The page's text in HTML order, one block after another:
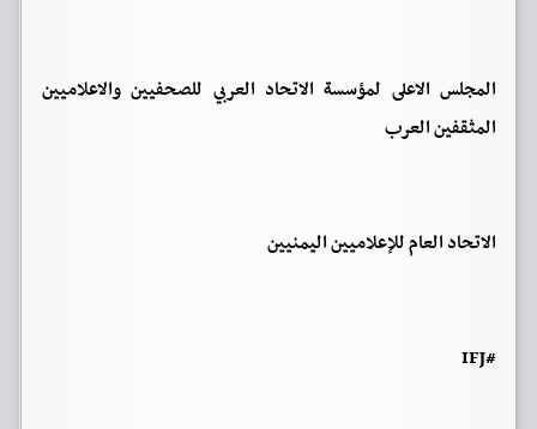
المجلس الاعلى لمؤسسة الاتحاد العربي للصحفيين والاعلاميين
المثقفين العرب
الاتحاد العام للإعلاميين اليمنيين
#IFJ